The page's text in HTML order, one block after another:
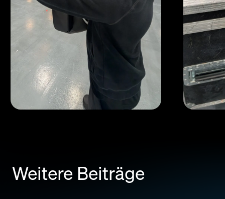
Weitere Beiträge